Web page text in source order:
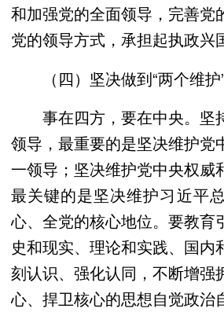
和加强党的全面领导，完善党
党的领导方式，承担起执政兴
（四）坚决做到“两个维护
事在四方，要在中央。坚
领导，最重要的是坚决维护党
一领导；坚决维护党中央权威
最关键的是坚决维护习近平
心、全党的核心地位。要教育
史和现实、理论和实践、国内
刻认识、强化认同，不断增强
心、捍卫核心的思想自觉政治